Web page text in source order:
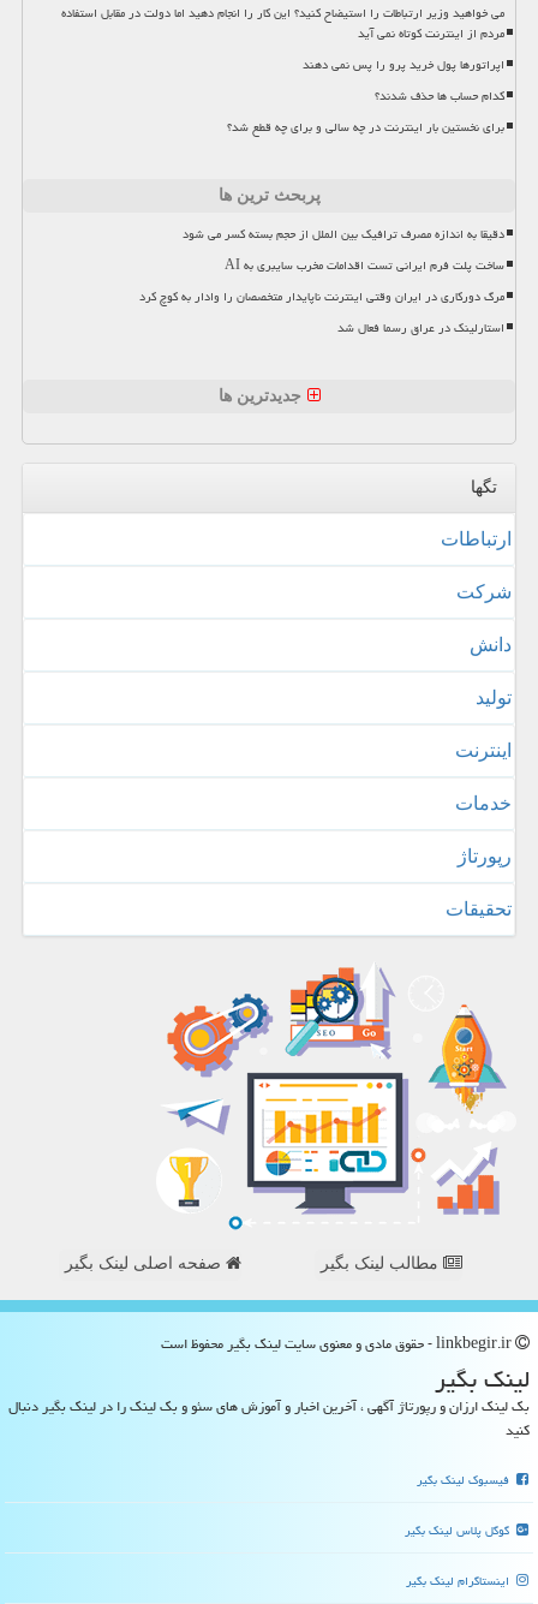
می خواهید وزیر ارتباطات را استیضاح کنید؟ این کار را انجام دهید اما دولت در مقابل استفاده
مردم از اینترنت کوتاه نمی آید
اپراتورها پول خرید پرو را پس نمی دهند
کدام حساب ها حذف شدند؟
برای نخستین بار اینترنت در چه سالی و برای چه قطع شد؟
پربحث ترین ها
دقیقا به اندازه مصرف ترافیک بین الملل از حجم بسته کسر می شود
ساخت پلت فرم ایرانی تست اقدامات مخرب سایبری به AI
مرگ دورکاری در ایران وقتی اینترنت ناپایدار متخصصان را وادار به کوچ کرد
استارلینک در عراق رسما فعال شد
جدیدترین ها
تگها
ارتباطات
شركت
دانش
تولید
اینترنت
خدمات
رپورتاژ
تحقیقات
مطالب لینک بگیر صفحه اصلی لینک بگیر
لینك بگیر
بک لینک ارزان و رپورتاژ آگهی ، آخرین اخبار و آموزش های سئو و بک لینک را در لینک بگیر دنبال
کنید
فیسبوک لینک بگیر
گوگل پلاس لینک بگیر
اینستاگرام لینک بگیر